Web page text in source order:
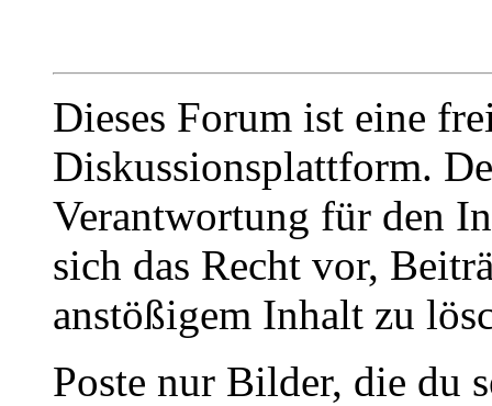
Dieses Forum ist eine
Diskussionsplattform.
Verantwortung für den
sich das Recht vor,
anstößigem Inhalt zu
Poste nur Bilder, die du